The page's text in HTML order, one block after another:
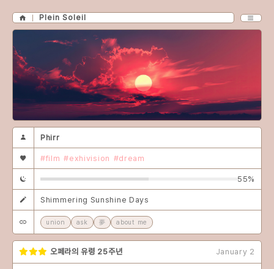
Plein Soleil
Phirr
#film #exhivision #dream
55%
Shimmering Sunshine Days
union ask 夢 about me
오페라의 유령 25주년 January 2